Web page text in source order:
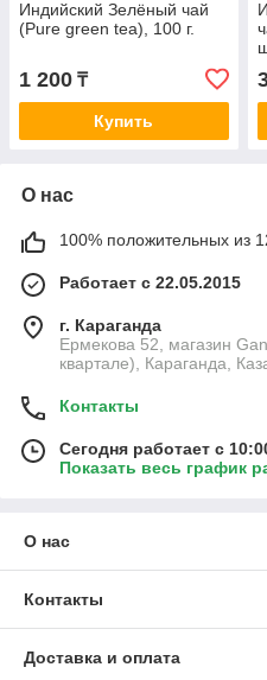
Индийский Зелёный чай
(Pure green tea), 100 г.
1 200 ₸
Купить
О нас
100% положительных из
Работает с 22.05.2015
г. Караганда
Ермекова 52, магазин
квартале), Караганда,
Контакты
Сегодня работает с
Показать весь график
О нас
Контакты
Доставка и оплата